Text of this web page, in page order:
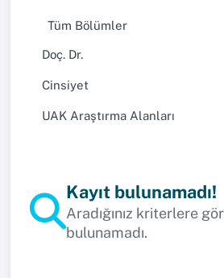
Doç. Dr.
Cinsiyet
UAK Araştırma Alanları
Kayıt bulunamadı!
Aradığınız kriterlere
bulunamadı.